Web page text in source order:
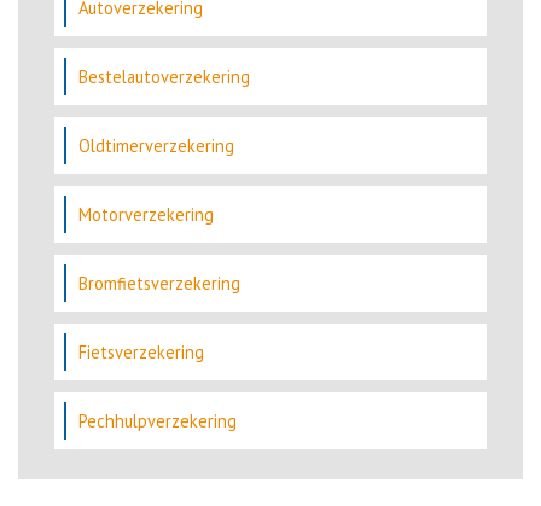
Autoverzekering
Bestelautoverzekering
Oldtimerverzekering
Motorverzekering
Bromfietsverzekering
Fietsverzekering
Pechhulpverzekering